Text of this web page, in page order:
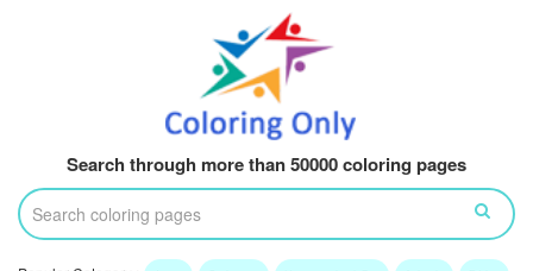
Search through more than 50000 coloring pages